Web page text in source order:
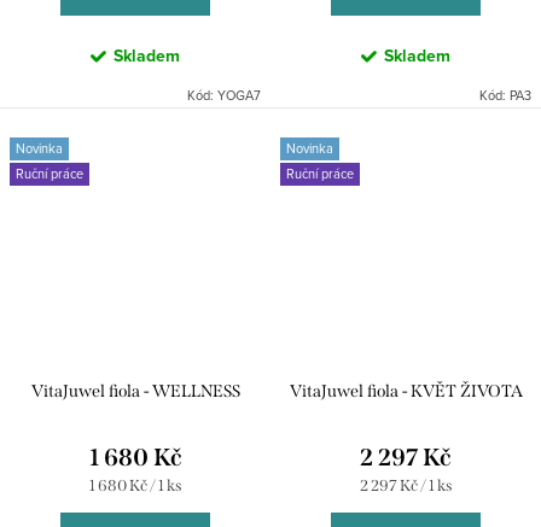
Skladem
Kód: YOGA7
Skladem
Kód: PA3
Novinka
Ruční práce
VitaJuwel fiola - WELLNESS
1 680 Kč
Měrná
1 680 Kč / 1 ks
Novinka
Ruční práce
VitaJuwel fiola - KVĚT ŽIVOTA
2 297 Kč
Měrná
2 297 Kč / 1 ks